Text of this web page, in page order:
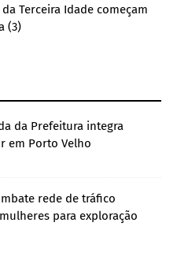
Terceira Idade começam
(3)
da Prefeitura integra
em Porto Velho
rede de tráfico
para exploração